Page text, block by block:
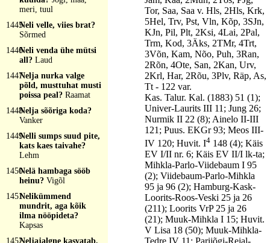
meri, tuul
1445Neli velle, viies brat?
Sõrmed
1446Neli venda ühe mütsi
all? Laud
1447Nelja nurka valge
põld, musttuhat musti
poissa peal? Raamat
1448Nelja sõõriga koda?
Vanker
1449Nelli sumps suud pite,
kats kaes taivahe?
Lehm
1450Nelä hambaga sööb
heinu? Vigõl
1451Nelikümmend
mundrit, aga kõik
ilma nööpideta?
Kapsas
1452Neljajalgne kasvatab,
Tor, Saa, Saa v. Hls, 2Hls, Krk,
5Hel, Trv, Pst, Vln, Kõp, 3SJn,
KJn, Pil, Plt, 2Ksi, 4Lai, 2Pal,
Trm, Kod, 3Äks, 2TMr, 4Trt,
3Võn, Kam, Nõo, Puh, 3Ran,
2Rõn, 4Ote, San, 2Kan, Urv,
2Krl, Har, 2Rõu, 3Plv, Räp, As,
Tt - 122 var.
Kas. Talur. Kal. (1883) 51 (1);
Univer-Laurits III 11; Jung 26;
Nurmik II 22 (8); Ainelo II-III
121; Puus. EKGr 93; Meos III-
IV 120; Huvit. I4 148 (4); Käis
EV I/II nr. 6; Käis EV II/I lk-ta;
Mihkla-Parlo-Viidebaum I 95
(2); Viidebaum-Parlo-Mihkla
95 ja 96 (2); Hamburg-Kask-
Loorits-Roos-Veski 25 ja 26
(211); Loorits VrP 25 ja 26
(21); Muuk-Mihkla I 15; Huvit.
V Lisa 18 (50); Muuk-Mihkla-